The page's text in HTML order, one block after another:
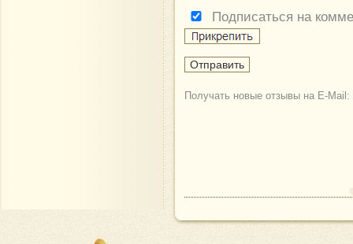
Подписаться на
Получать новые отзывы на E-Mail: